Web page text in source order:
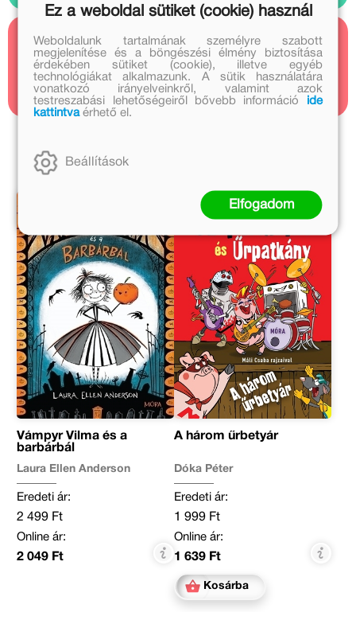
Kapcsolódó cikkek
3 cikk
Vámpyr Vilma és a
barbárbál
Laura Ellen Anderson
Eredeti ár:
2 499 Ft
Online ár:
2 049 Ft
A három űrbetyár
Dóka Péter
Eredeti ár:
1 999 Ft
Online ár:
1 639 Ft
Kosárba
Ez a weboldal sütiket (cookie) használ
Weboldalunk tartalmának személyre szabott
megjelenítése és a böngészési élmény biztosítása
érdekében sütiket (cookie), illetve egyéb
technológiákat alkalmazunk. A sütik használatára
vonatkozó irányelveinkről, valamint azok
testreszabási lehetőségeiről bővebb információ
ide
kattintvaérhető el.
Beállítások
Elfogadom